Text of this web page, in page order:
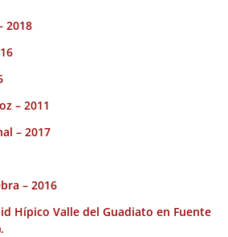
2018
– 2011
– 2017
– 2016
Hípico Valle del Guadiato en Fuente